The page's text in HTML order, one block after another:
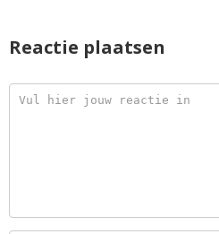
Reactie plaatsen